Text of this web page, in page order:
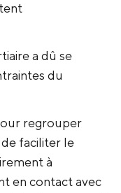
a dû se
du
regrouper
faciliter le
à
en contact avec